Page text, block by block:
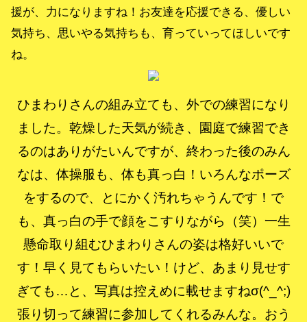
援が、力になりますね！お友達を応援できる、優しい
気持ち、思いやる気持ちも、育っていってほしいです
ね。
ひまわりさんの組み立ても、外での練習になり
ました。乾燥した天気が続き、園庭で練習でき
るのはありがたいんですが、終わった後のみん
なは、体操服も、体も真っ白！いろんなポーズ
をするので、とにかく汚れちゃうんです！で
も、真っ白の手で顔をこすりながら（笑）一生
懸命取り組むひまわりさんの姿は格好いいで
す！早く見てもらいたい！けど、あまり見せす
ぎても…と、写真は控えめに載せますねσ(^_^;)
張り切って練習に参加してくれるみんな。おう